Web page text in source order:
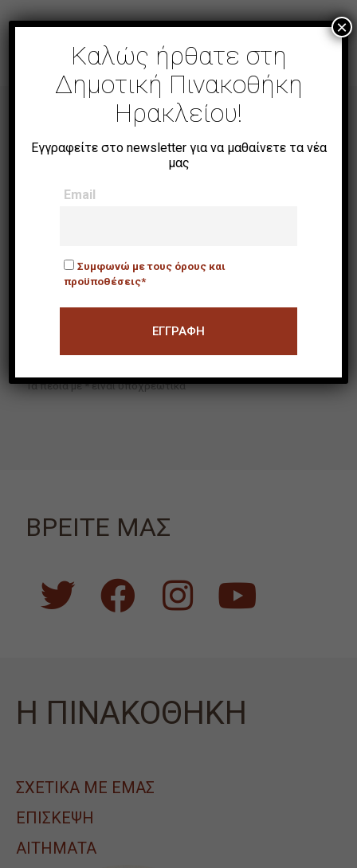
NEWSLETTER
Συμφωνώ με τους όρους
Τα πεδία με * είναι υποχρεωτικά
ΒΡΕΙΤΕ ΜΑΣ
Η ΠΙΝΑΚΟΘΗΚΗ
ΣΧΕΤΙΚΑ ΜΕ ΕΜΑΣ
ΕΠΙΣΚΕΨΗ
ΑΙΤΉΜΑΤΑ
Καλώς ήρθατε στη
Δημοτική Πινακοθήκη
Ηρακλείου!
Εγγραφείτε στο newsletter για να μαθαίνετε τα νέα
μας
Email
Συμφωνώ με τους όρους και
προϋποθέσεις*
×